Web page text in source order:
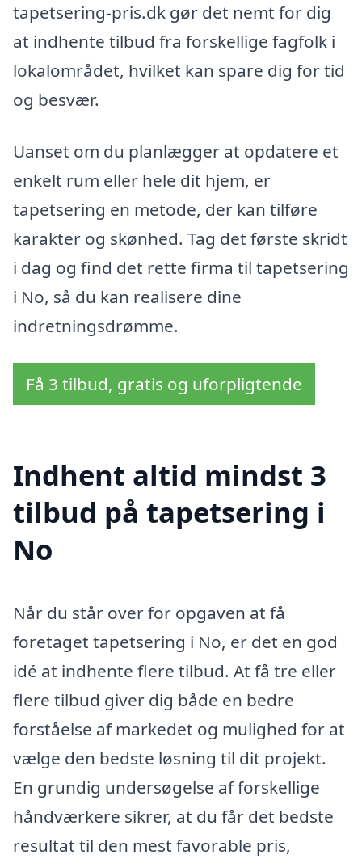
tapetsering-pris.dk gør det nemt for dig
at indhente tilbud fra forskellige fagfolk i
lokalområdet, hvilket kan spare dig for tid
og besvær.
Uanset om du planlægger at opdatere et
enkelt rum eller hele dit hjem, er
tapetsering en metode, der kan tilføre
karakter og skønhed. Tag det første skridt
i dag og find det rette firma til tapetsering
i No, så du kan realisere dine
indretningsdrømme.
Få 3 tilbud, gratis og uforpligtende
Indhent altid mindst 3
tilbud på tapetsering i
No
Når du står over for opgaven at få
foretaget tapetsering i No, er det en god
idé at indhente flere tilbud. At få tre eller
flere tilbud giver dig både en bedre
forståelse af markedet og mulighed for at
vælge den bedste løsning til dit projekt.
En grundig undersøgelse af forskellige
håndværkere sikrer, at du får det bedste
resultat til den mest favorable pris,